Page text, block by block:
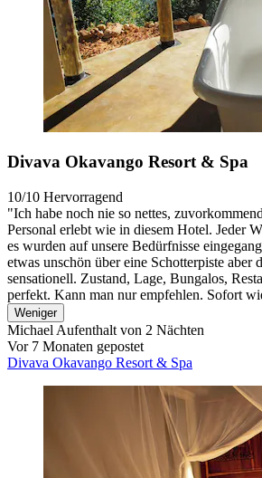
Divava Okavango Resort & Spa
10/10 Hervorragend
"Ich habe noch nie so nettes,
Personal erlebt wie in diesem Hotel. Jeder
es wurden auf unsere Bedürfnisse
etwas unschön über eine Schotterpiste aber
sensationell. Zustand, Lage, Bungalos,
perfekt. Kann man nur empfehlen. Sofort
Weniger
Michael Aufenthalt von 2 Nächten
Vor 7 Monaten gepostet
Divava Okavango Resort & Spa